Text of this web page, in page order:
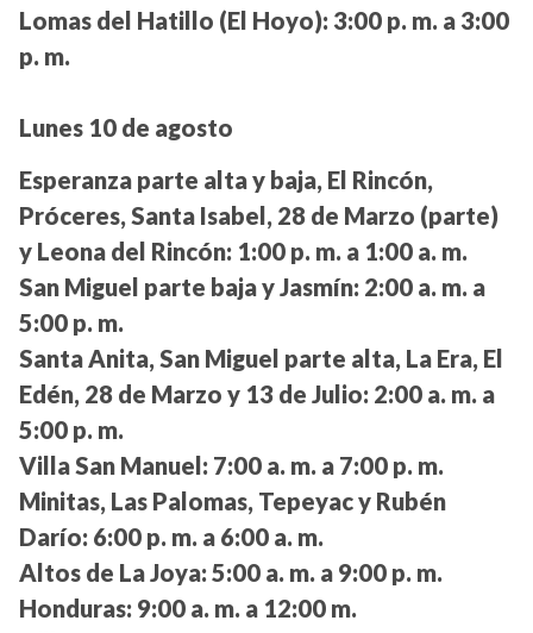
Lomas del Hatillo (El Hoyo): 3:00 p. m. a 3:00
p. m.
Lunes 10 de agosto
Esperanza parte alta y baja, El Rincón,
Próceres, Santa Isabel, 28 de Marzo (parte)
y Leona del Rincón: 1:00 p. m. a 1:00 a. m.
San Miguel parte baja y Jasmín: 2:00 a. m. a
5:00 p. m.
Santa Anita, San Miguel parte alta, La Era, El
Edén, 28 de Marzo y 13 de Julio: 2:00 a. m. a
5:00 p. m.
Villa San Manuel: 7:00 a. m. a 7:00 p. m.
Minitas, Las Palomas, Tepeyac y Rubén
Darío: 6:00 p. m. a 6:00 a. m.
Altos de La Joya: 5:00 a. m. a 9:00 p. m.
Honduras: 9:00 a. m. a 12:00 m.